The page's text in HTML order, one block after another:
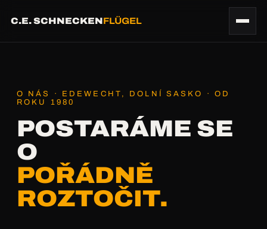
C.E. SCHNECKENFLÜGEL
O NÁS · EDEWECHT, DOLNÍ SASKO · OD
ROKU 1980
POSTARÁME SE
O
POŘÁDNĚ
ROZTOČIT.